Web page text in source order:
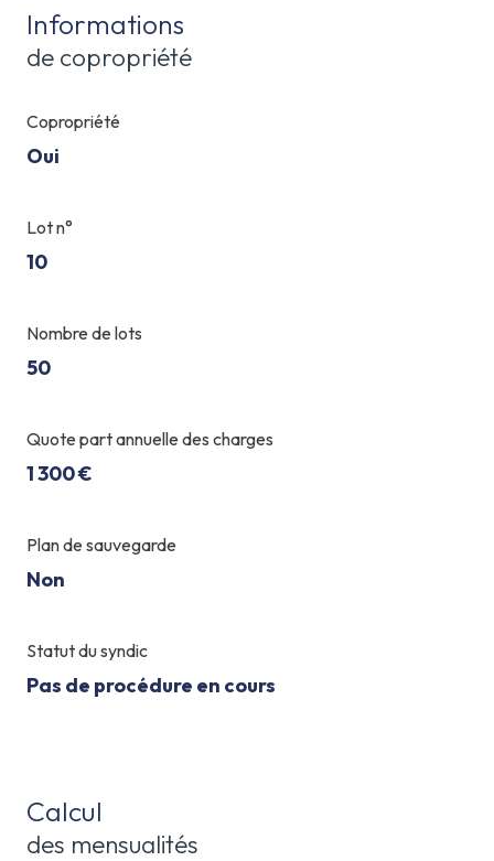
Informations
de copropriété
Copropriété
Oui
Lot n°
10
Nombre de lots
50
Quote part annuelle des charges
1 300 €
Plan de sauvegarde
Non
Statut du syndic
Pas de procédure en cours
Calcul
des mensualités